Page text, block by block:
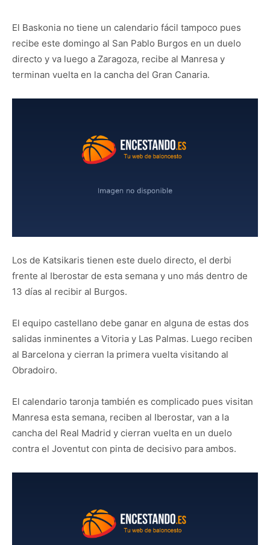
El Baskonia no tiene un calendario fácil tampoco pues
recibe este domingo al San Pablo Burgos en un duelo
directo y va luego a Zaragoza, recibe al Manresa y
terminan vuelta en la cancha del Gran Canaria.
Los de Katsikaris tienen este duelo directo, el derbi
frente al Iberostar de esta semana y uno más dentro de
13 días al recibir al Burgos.
El equipo castellano debe ganar en alguna de estas dos
salidas inminentes a Vitoria y Las Palmas. Luego reciben
al Barcelona y cierran la primera vuelta visitando al
Obradoiro.
El calendario taronja también es complicado pues visitan
Manresa esta semana, reciben al Iberostar, van a la
cancha del Real Madrid y cierran vuelta en un duelo
contra el Joventut con pinta de decisivo para ambos.